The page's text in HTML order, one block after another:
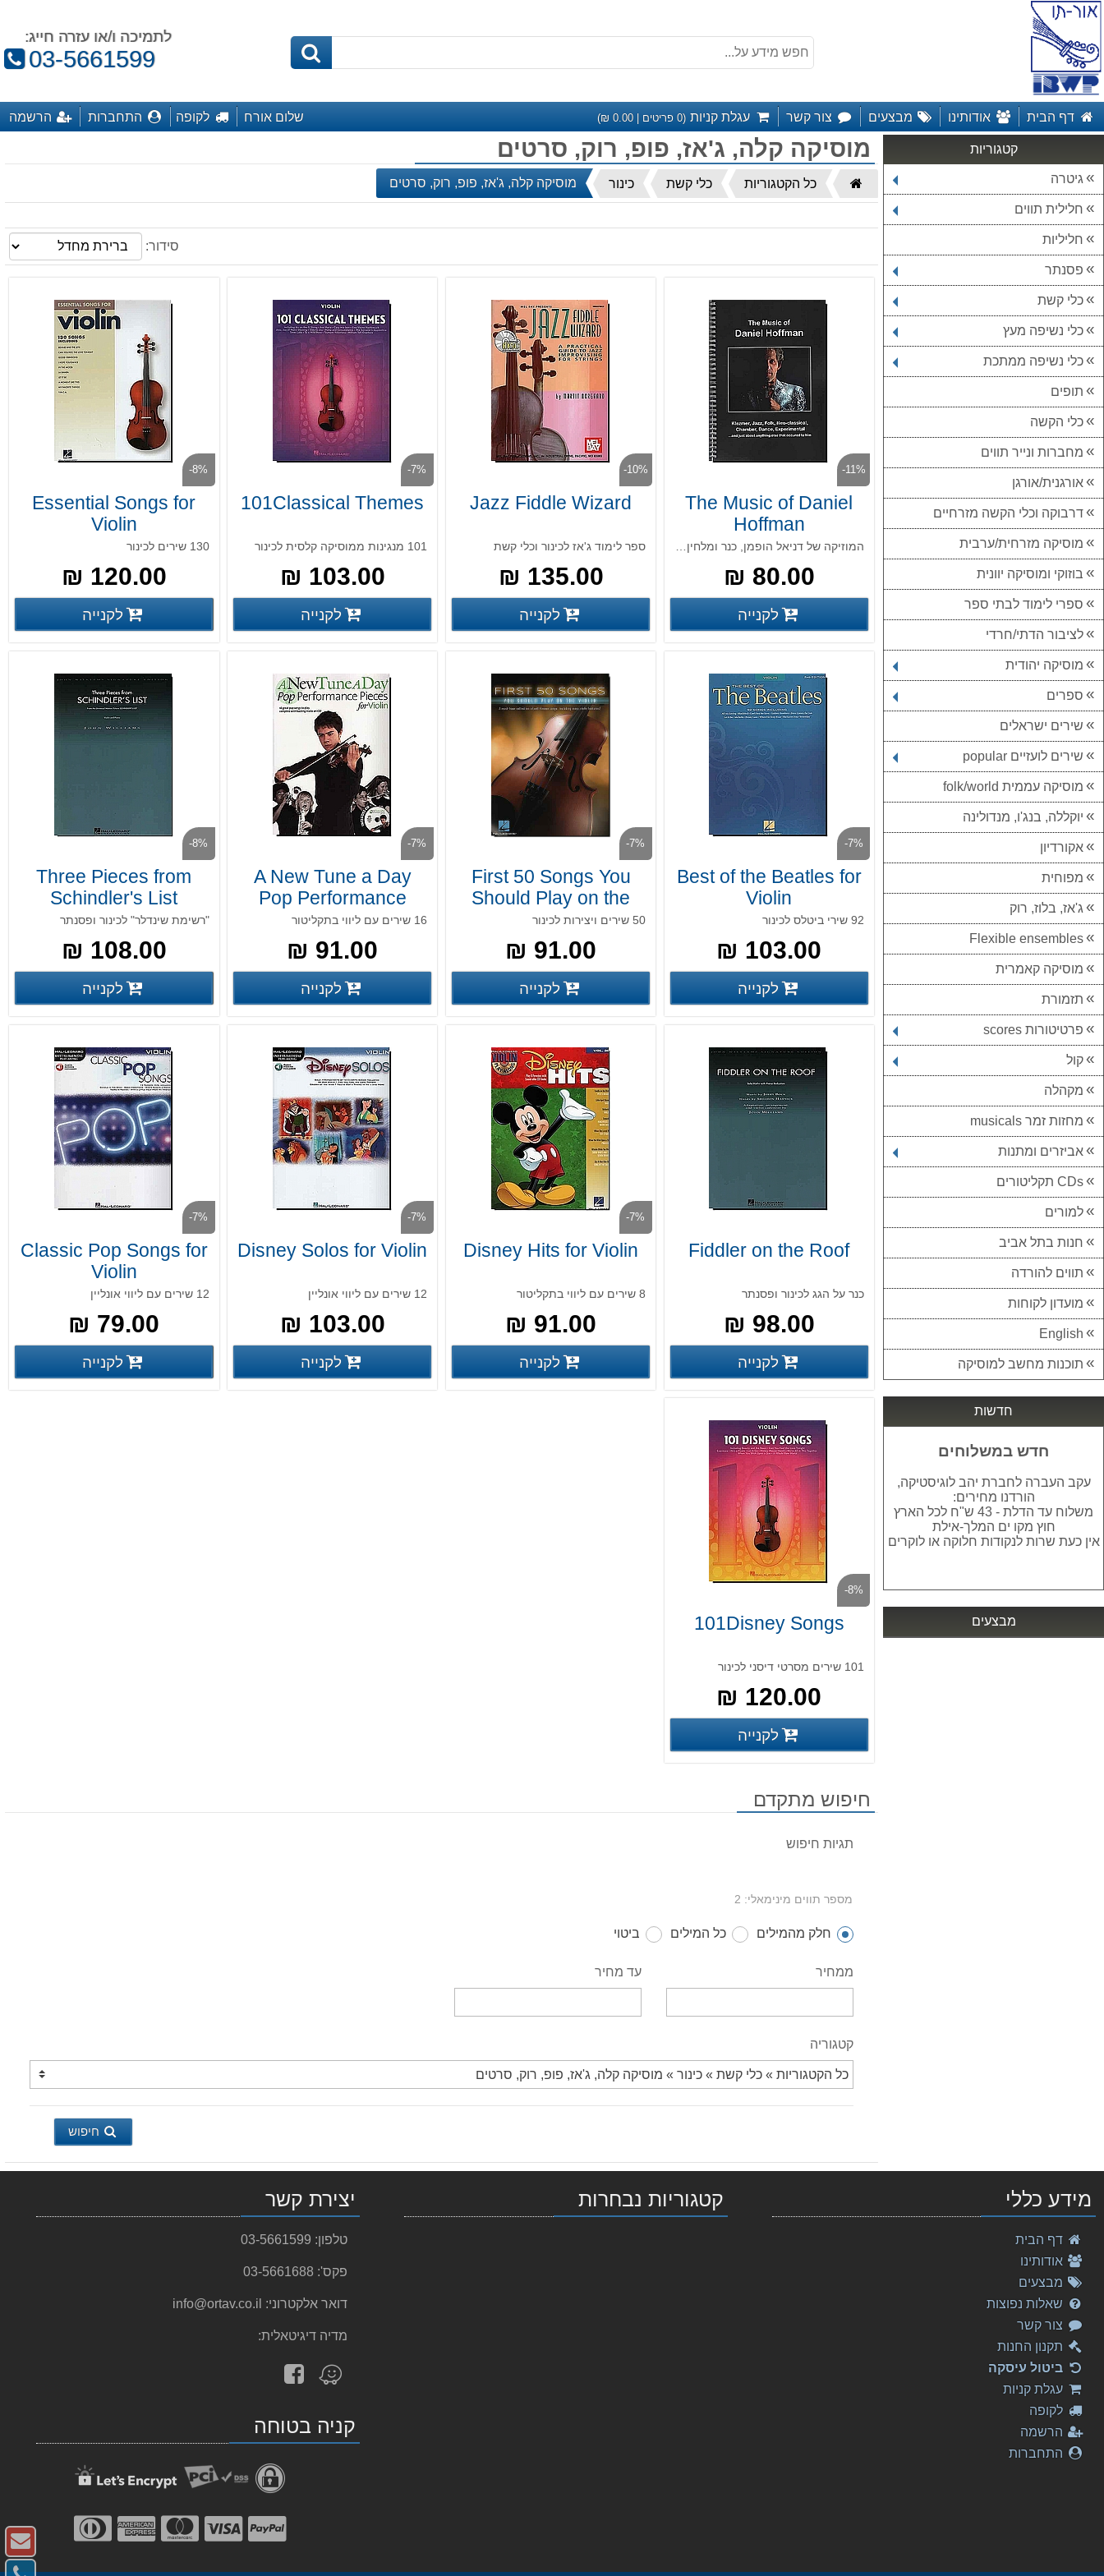
לתמיכה ו/או עזרה חייג:
טלפון:
03-5661599
דף הבית אודותינו מבצעים צור קשר עגלת קניות (
0 פריטים |0.00
₪) שלום אורח לקופה התחברות הרשמה
קטגוריות
גיטרה
חלילית תווים
חליליות
פסנתר
כלי קשת
כלי נשיפה מעץ
כלי נשיפה ממתכת
תופים
כלי הקשה
מחברות ונייר תווים
אורגנית/אורגן
דרבוקה וכלי הקשה מזרחיים
מוסיקה מזרחית/ערבית
בוזוקי ומוסיקה יוונית
ספרי לימוד לבתי ספר
לציבור הדתי/חרדי
מוסיקה יהודית
ספרים
שירים ישראלים
שירים לועזיים popular
מוסיקה עממית folk/world
יוקללה, בנג'ו, מנדולינה
אקורדיון
מפוחית
ג'אז, בלוז, רוק
Flexible ensembles
מוסיקה קאמרית
תזמורת
פרטיטורות scores
קול
מקהלה
מחזות זמר musicals
אביזרים ומתנות
CDs תקליטורים
למורים
חנות בתל אביב
תווים להורדה
מועדון לקוחות
English
תוכנות מחשב למוסיקה
חדשות
חדש במשלוחים
עקב העברה לחברת יהב לוגיסטיקה,
הורדנו מחירים:
משלוח עד הדלת - 43 ש"ח לכל הארץ
חוץ מקו ים המלך-אילת
אין כעת שרות לנקודות חלוקה או לוקרים
עדכונים במועדון הלקוחות
מבצעים
מוסיקה קלה, ג'אז, פופ, רוק, סרטים
דף
הבית
כל הקטגוריות כלי קשת כינור מוסיקה קלה, ג'אז, פופ, רוק, סרטים
סידור:
-11%
The Music of Daniel
Hoffman
המוזיקה של דניאל הופמן, כנר ומלחין כליזמר, משלבת את מסורת הכליזמר עם נגיעות של ז'אנרים מוזיקליים נוספים
80.00 ₪
פרטים נוספים
לקנייה
-10%
Jazz Fiddle Wizard
ספר לימוד ג'אז לכינור וכלי קשת
135.00 ₪
פרטים נוספים
לקנייה
-7%
101Classical Themes
101 מנגינות ממוסיקה קלסית לכינור
103.00 ₪
פרטים נוספים
לקנייה
-8%
Essential Songs for
Violin
130 שירים לכינור
120.00 ₪
פרטים נוספים
לקנייה
-7%
Best of the Beatles for
Violin
92 שירי ביטלס לכינור
103.00 ₪
פרטים נוספים
לקנייה
-7%
First 50 Songs You
Should Play on the
Violin
50 שירים ויצירות לכינור
91.00 ₪
פרטים נוספים
לקנייה
-7%
A New Tune a Day
Pop Performance
Pieces for Violin
16 שירים עם ליווי בתקליטור
91.00 ₪
פרטים נוספים
לקנייה
-8%
Three Pieces from
Schindler's List
"רשימת שינדלר" לכינור ופסנתר
108.00 ₪
פרטים נוספים
לקנייה
Fiddler on the Roof
כנר על הגג לכינור ופסנתר
98.00 ₪
פרטים נוספים
לקנייה
-7%
Disney Hits for Violin
8 שירים עם ליווי בתקליטור
91.00 ₪
פרטים נוספים
לקנייה
-7%
Disney Solos for Violin
12 שירים עם ליווי אונליין
103.00 ₪
פרטים נוספים
לקנייה
-7%
Classic Pop Songs for
Violin
12 שירים עם ליווי אונליין
79.00 ₪
פרטים נוספים
לקנייה
-8%
101Disney Songs
101 שירים מסרטי דיסני לכינור
120.00 ₪
פרטים נוספים
לקנייה
חיפוש מתקדם
תגיות חיפוש
מספר תווים מינימאלי: 2
חלק מהמילים כל המילים ביטוי
ממחיר עד מחיר
קטגוריה
חיפוש
מידע כללי
דף הבית
אודותינו
מבצעים
שאלות נפוצות
צור קשר
תקנון החנות
ביטול עיסקה
עגלת קניות
לקופה
הרשמה
התחברות
קטגוריות נבחרות יצירת קשר
טלפון: 03-5661599
פקס': 03-5661688
דואר אלקטרוני: info@ortav.co.il
מדיה דיגיטאלית:
מצא
אותנו
Waze
facebookקניה בטוחה